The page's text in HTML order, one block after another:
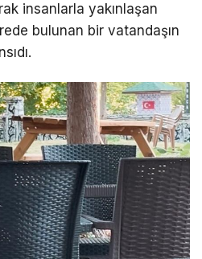
insanlarla yakınlaşan
bulunan bir vatandaşın